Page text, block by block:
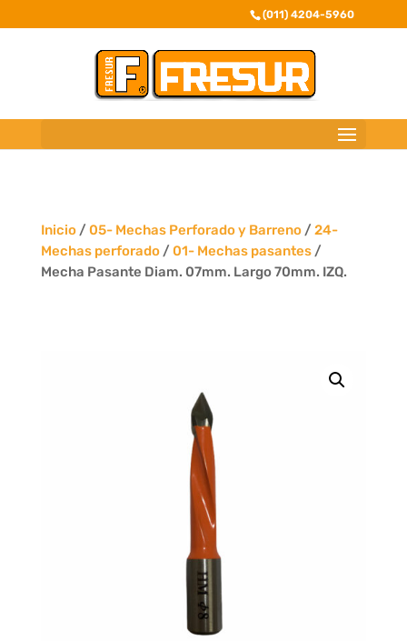
(011) 4204-5960
Inicio/ 05- Mechas Perforado y Barreno/ 24-
Mechas perforado/ 01- Mechas pasantes/
Mecha Pasante Diam. 07mm. Largo 70mm. IZQ.